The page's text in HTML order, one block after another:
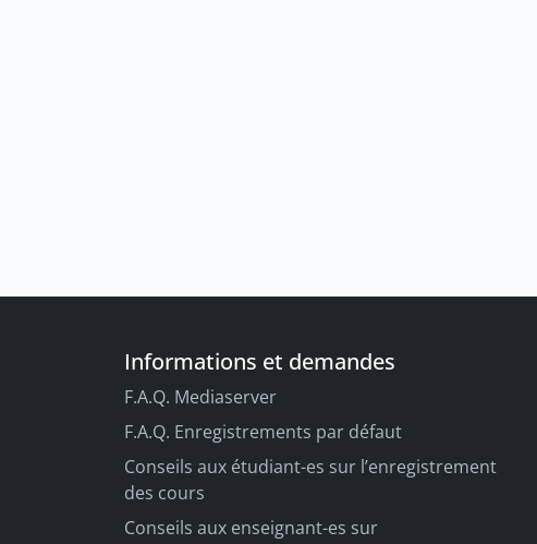
Informations et demandes
F.A.Q. Mediaserver
F.A.Q. Enregistrements par défaut
Conseils aux étudiant-es sur l’enregistrement
des cours
Conseils aux enseignant-es sur